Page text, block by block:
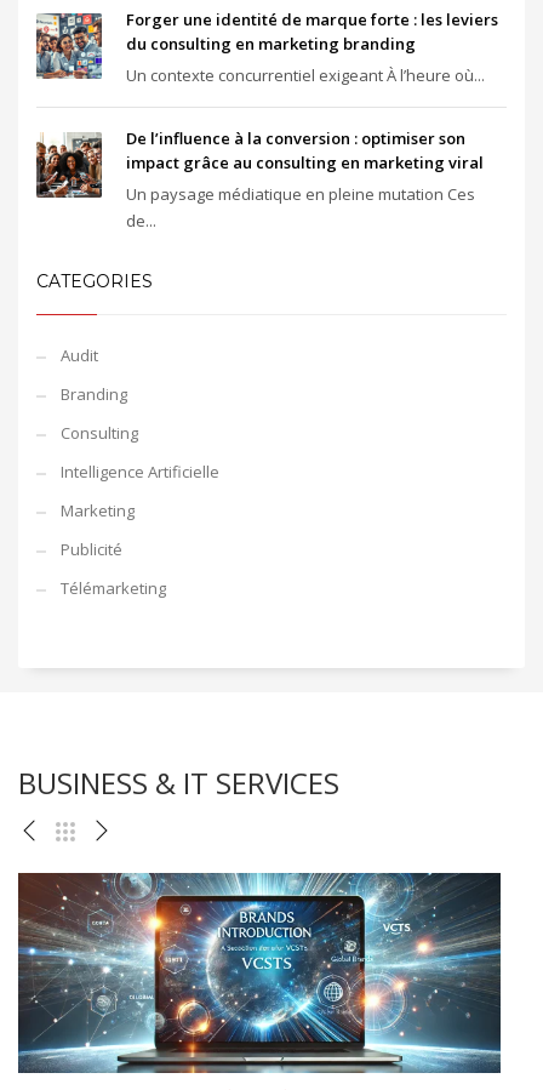
Forger une identité de marque forte : les leviers
du consulting en marketing branding
Un contexte concurrentiel exigeant À l’heure où...
De l’influence à la conversion : optimiser son
impact grâce au consulting en marketing viral
Un paysage médiatique en pleine mutation Ces
de...
CATEGORIES
Audit
Branding
Consulting
Intelligence Artificielle
Marketing
Publicité
Télémarketing
BUSINESS & IT SERVICES